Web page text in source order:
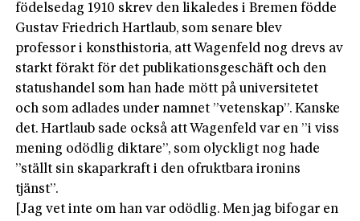
födelsedag 1910 skrev den likaledes i Bremen födde
Gustav Friedrich Hartlaub, som senare blev
professor i konsthistoria, att Wagenfeld nog drevs av
starkt förakt för det publikationsgeschäft och den
statushandel som han hade mött på universitetet
och som adlades under namnet ”vetenskap”. Kanske
det. Hartlaub sade också att Wagenfeld var en ”i viss
mening odödlig diktare”, som olyckligt nog hade
”ställt sin skaparkraft i den ofruktbara ironins
tjänst”.
[Jag vet inte om han var odödlig. Men jag bifogar en